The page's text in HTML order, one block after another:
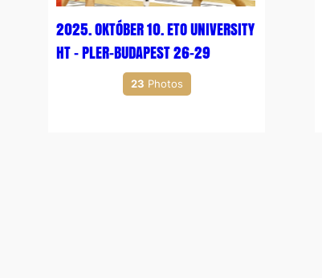
2025. OKTÓBER 10. ETO UNIVERSITY
HT – PLER-BUDAPEST 26-29
23 Photos